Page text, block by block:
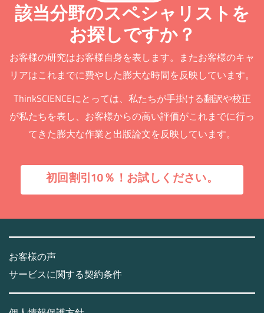
該当分野のスペシャリストを
お探しですか？
お客様の研究はお客様自身を表します。またお客様のキャ
リアはこれまでに費やした膨大な時間を反映しています。
ThinkSCIENCEにとっては、私たちが手掛ける翻訳や校正
が私たちを表し、お客様からの高い評価がこれまでに行っ
てきた膨大な作業と出版論文を反映しています。
初回割引10％！お試しください。
お客様の声
サービスに関する契約条件